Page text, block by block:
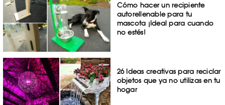
Cómo hacer un recipiente
autorellenable para tu
mascota ¡Ideal para cuando
no estés!
26 Ideas creativas para reciclar
objetos que ya no utilizas en tu
hogar